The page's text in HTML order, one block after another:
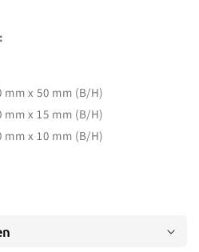
mm x 50 mm (B/H)
mm x 15 mm (B/H)
mm x 10 mm (B/H)